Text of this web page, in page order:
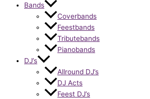
Bands
Coverbands
Feestbands
Tributebands
Pianobands
DJ’s
Allround DJ’s
DJ Acts
Feest DJ’s